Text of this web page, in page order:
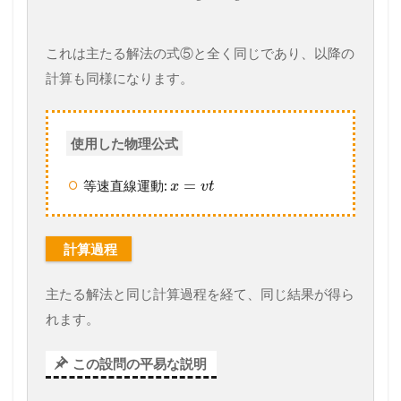
これは主たる解法の式⑤と全く同じであり、以降の
計算も同様になります。
使用した物理公式
等速直線運動: x = vt
計算過程
主たる解法と同じ計算過程を経て、同じ結果が得ら
れます。
この設問の平易な説明